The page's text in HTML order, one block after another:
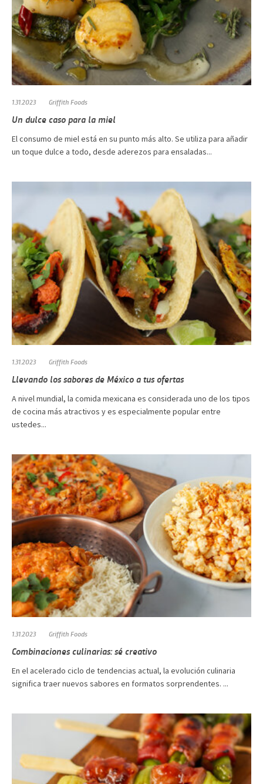
1.31.2023 Griffith Foods
Un dulce caso para la miel
El consumo de miel está en su punto más alto. Se utiliza para añadir
un toque dulce a todo, desde aderezos para ensaladas...
1.31.2023 Griffith Foods
Llevando los sabores de México a tus ofertas
A nivel mundial, la comida mexicana es considerada uno de los tipos
de cocina más atractivos y es especialmente popular entre
ustedes...
1.31.2023 Griffith Foods
Combinaciones culinarias: sé creativo
En el acelerado ciclo de tendencias actual, la evolución culinaria
significa traer nuevos sabores en formatos sorprendentes. ...